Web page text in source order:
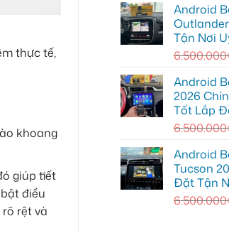
thực tế,
khoang
giúp tiết
điều
rệt và
Android
Tận Nơi
6.500.000
Android
2026
Tốt Lắp
6.500.000
Android
Tucson
Đặt Tận
6.500.000